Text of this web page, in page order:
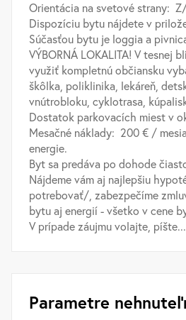
Orientácia na svetové strany:
Dispozíciu bytu nájdete v
Súčasťou bytu je loggia a
VÝBORNÁ LOKALITA! V tesnej
využiť kompletnú občiansku
škôlka, poliklinika, lekáreň,
vnútrobloku, cyklotrasa,
Dostatok parkovacích miest v
Mesačné náklady: 200 € /
energie.
Byt sa predáva po dohode
Nájdeme vám aj najlepšiu
potrebovať/, zabezpečíme
bytu aj energií - všetko v cene
V prípade záujmu volajte,
Parametre